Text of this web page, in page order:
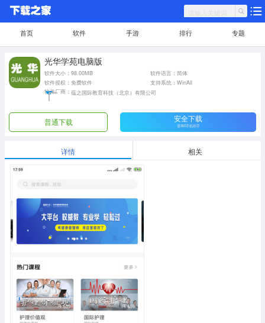
首页 软件 手游 排行 专题
光华学苑电脑版
软件大小：98.00MB
软件语言：简体
软件授权：免费软件
支持系统：WinAll
软件厂商： 蕴之国际教育科技（北京）有限公司
普通下载 安全下载
需360手机助手
详情 相关